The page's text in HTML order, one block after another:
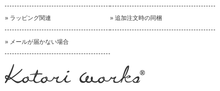
» ラッピング関連 » 追加注文時の同梱
» メールが届かない場合